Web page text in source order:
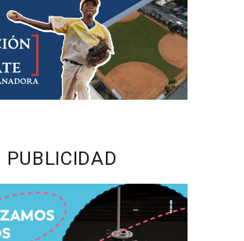
PUBLICIDAD